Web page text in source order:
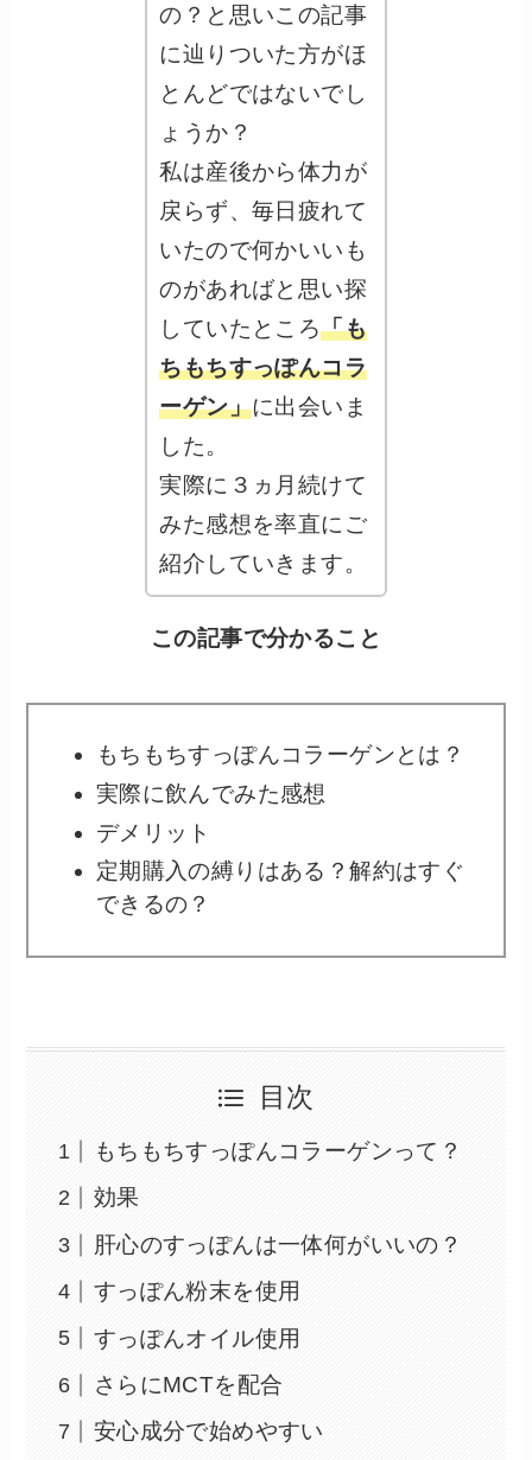
の？と思いこの記事
に辿りついた方がほ
とんどではないでし
ょうか？
私は産後から体力が
戻らず、毎日疲れて
いたので何かいいも
のがあればと思い探
していたところ「も
ちもちすっぽんコラ
ーゲン」に出会いま
した。
実際に３ヵ月続けて
みた感想を率直にご
紹介していきます。
この記事で分かること
もちもちすっぽんコラーゲンとは？
実際に飲んでみた感想
デメリット
定期購入の縛りはある？解約はすぐ
できるの？
目次
もちもちすっぽんコラーゲンって？
効果
肝心のすっぽんは一体何がいいの？
すっぽん粉末を使用
すっぽんオイル使用
さらにMCTを配合
安心成分で始めやすい